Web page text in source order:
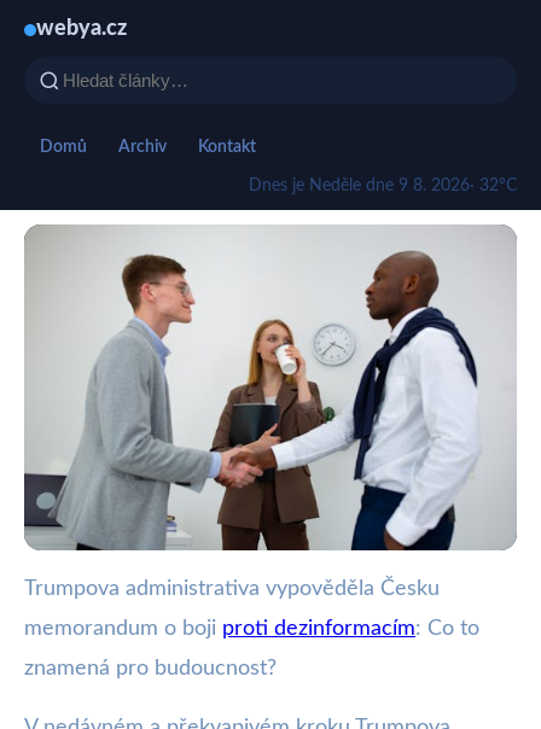
webya.cz
Domů Archiv Kontakt
Dnes je Neděle dne 9 8. 2026· 32°C
webya.cz
Trump zrušil dohodu s ČR o boji
Trumpova administrativa vypověděla Česku
memorandum o boji proti dezinformacím: Co to
znamená pro budoucnost?